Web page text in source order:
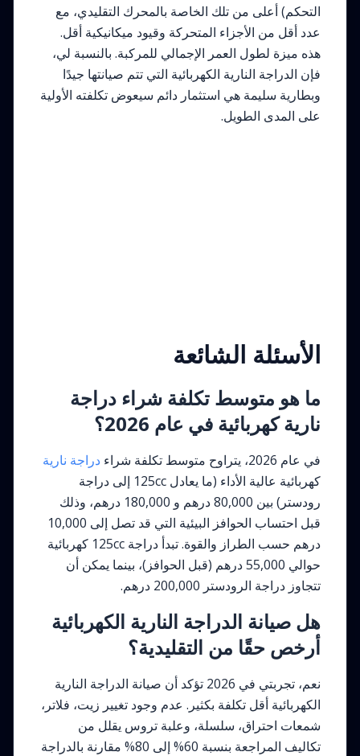
التحكم) أعلى من تلك الخاصة بالمحرك التقليدي، مع
عدد أقل من الأجزاء المتحركة وقيود ميكانيكية أقل.
هذه ميزة لطول العمر الإجمالي للمركبة. بالنسبة لي،
فإن الدراجة النارية الكهربائية التي تتم صيانتها جيدًا
وبطارية سليمة هي استثمار دائم سيعوض تكلفته الأولية
على المدى الطويل.
الأسئلة الشائعة
ما هو متوسط تكلفة شراء دراجة
نارية كهربائية في عام 2026؟
في عام 2026، يتراوح متوسط تكلفة شراء
دراجة نارية
كهربائية عالية الأداء (ما يعادل 125cc إلى دراجة
رودستر) بين 80,000 درهم و 180,000 درهم، وذلك
قبل احتساب الحوافز البيئية التي قد تصل إلى 10,000
درهم حسب الطراز والقوة. تبدأ دراجة 125cc كهربائية
حوالي 55,000 درهم (قبل الحوافز)، بينما يمكن أن
تتجاوز دراجة الرودستر 200,000 درهم.
هل صيانة الدراجة النارية الكهربائية
أرخص حقًا من التقليدية؟
نعم، تجربتي في 2026 تؤكد أن صيانة الدراجة النارية
الكهربائية أقل تكلفة بكثير. عدم وجود تغيير زيت، فلاتر،
شمعات احتراق، سلسلة، وعلبة تروس يقلل من
تكاليف المراجعة بنسبة 60% إلى 80% مقارنة بالدراجة